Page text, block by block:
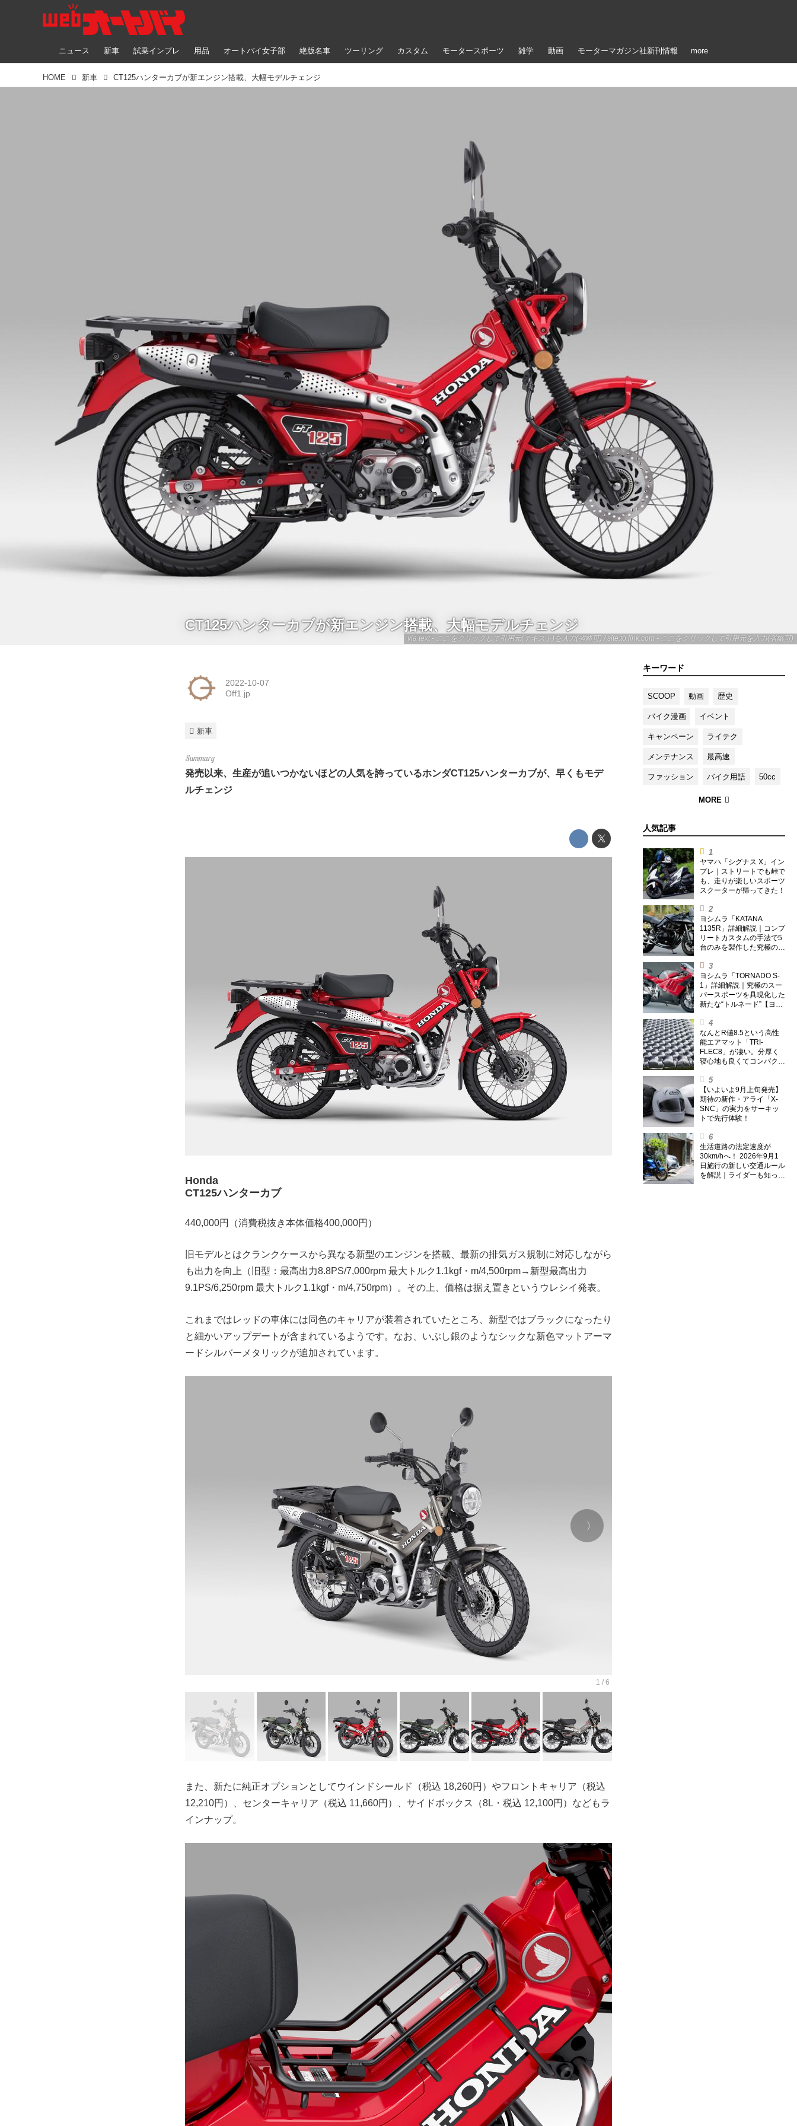
ニュース 新車 試乗インプレ 用品 オートバイ女子部 絶版名車 ツーリング カスタム モータースポーツ 雑学 動画 モーターマガジン社新刊情報 more
HOME 新車 CT125ハンターカブが新エンジン搭載、大幅モデルチェンジ
via text - ここをクリックして引用元(テキスト)を入力(省略可) / site.to.link.com - ここをクリックして引用元を入力(省略可)
CT125ハンターカブが新エンジン搭載、大幅モデルチェンジ
キーワード
SCOOP 動画 歴史
バイク漫画 イベント
キャンペーン ライテク
メンテナンス 最高速
ファッション バイク用語 50cc
人気記事
ヤマハ「シグナス X」イン
プレ｜ストリートでも峠で
も、走りが楽しいスポーツ
スクーターが帰ってきた！
ヨシムラ「KATANA
1135R」詳細解説｜コンプ
リートカスタムの手法で5
台のみを製作した究極の銘
ヨシムラ「TORNADO S-
1」詳細解説｜究極のスー
パースポーツを具現化した
新たな“トルネード”【ヨシ
なんとR値8.5という高性
能エアマット「TRI-
FLEC8」が凄い。分厚く
寝心地も良くてコンパクト
トを試してみた〈若林浩志
のスーパー・カブカブ・ダ
イアリーズ Vol.385〉
【いよいよ9月上旬発売】
期待の新作・アライ「X-
SNC」の実力をサーキッ
トで先行体験！
生活道路の法定速度が
30km/hへ！ 2026年9月1
日施行の新しい交通ルール
を解説｜ライダーも知って
2022-10-07
Off1.jp
新車
発売以来、生産が追いつかないほどの人気を誇っているホンダCT125ハンターカブが、早くもモデ
ルチェンジ
Honda
CT125ハンターカブ
440,000円（消費税抜き本体価格400,000円）
旧モデルとはクランクケースから異なる新型のエンジンを搭載、最新の排気ガス規制に対応しながら
も出力を向上（旧型：最高出力8.8PS/7,000rpm 最大トルク1.1kgf・m/4,500rpm→新型最高出力
9.1PS/6,250rpm 最大トルク1.1kgf・m/4,750rpm）。その上、価格は据え置きというウレシイ発表。
これまではレッドの車体には同色のキャリアが装着されていたところ、新型ではブラックになったり
と細かいアップデートが含まれているようです。なお、いぶし銀のようなシックな新色マットアーマ
ードシルバーメタリックが追加されています。
また、新たに純正オプションとしてウインドシールド（税込 18,260円）やフロントキャリア（税込
12,210円）、センターキャリア（税込 11,660円）、サイドボックス（8L・税込 12,100円）などもラ
インナップ。